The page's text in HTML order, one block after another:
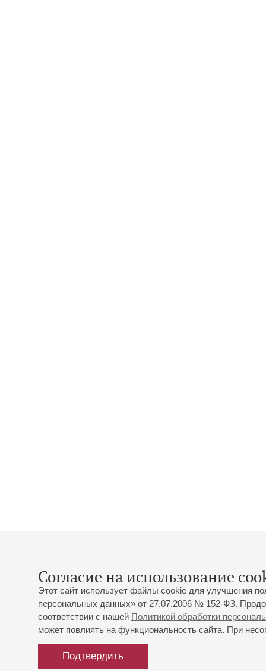
Согласие на использование
Этот сайт использует файлы cookie для улучшения
персональных данных» от 27.07.2006 № 152-ФЗ.
соответствии с нашей Политикой обработки
может повлиять на функциональность сайта. При
Подтвердить